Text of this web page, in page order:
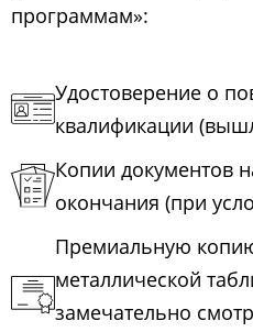
программам»:
Удостоверение о
квалификации
Копии документов
окончания (при
Премиальную
металлической
замечательно